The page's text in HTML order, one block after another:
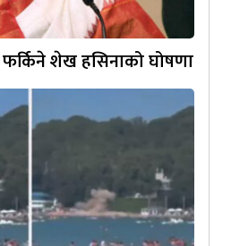
शेख हसिनाको घोषणा